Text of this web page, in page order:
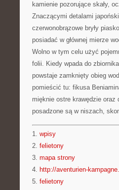
kamienie pozorujące skały,
Znaczącymi detalami
czerwonobrązowe bryły
posiadać w głównej mierze
Wolno w tym celu użyć
folii. Kiedy wpada do
powstaje zamknięty obieg
pomieścić tu: fikusa
mięknie ostre krawędzie oraz
posadzone są w niszach,
1. wpisy
2. felietony
3. mapa strony
4. http://aventurien-
5. felietony